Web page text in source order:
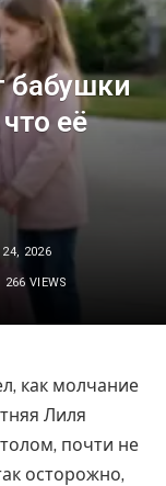
бабушки
её
24, 2026
266 VIEWS
как молчание
Лиля
почти не
осторожно,